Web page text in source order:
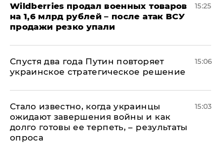
​Wildberries продал военных товаров
на 1,6 млрд рублей – после атак ВСУ
продажи резко упали
15:25
Спустя два года Путин повторяет
украинское стратегическое решение
15:06
Стало известно, когда украинцы
ожидают завершения войны и как
долго готовы ее терпеть, – результаты
опроса
15:03